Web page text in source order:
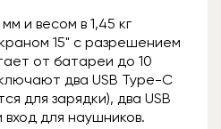
и весом в 1,45 кг
15" с разрешением
от батареи до 10
два USB Type-C
для зарядки), два USB
для наушников.